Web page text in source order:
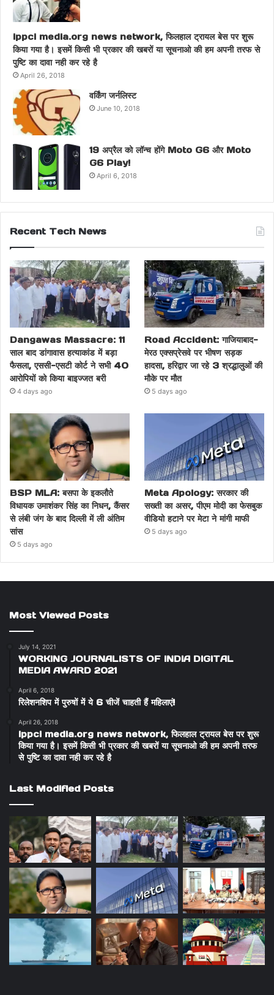
ippci media.org news network, फिलहाल ट्रायल बेस पर शुरू
किया गया है। इसमें किसी भी प्रकार की खबरों या सूचनाओ की हम अपनी तरफ से
पुष्टि का दावा नही कर रहे है
April 26, 2018
वर्किंग जर्नलिस्ट
June 10, 2018
19 अप्रैल को लॉन्च होंगे Moto G6 और Moto
G6 Play!
April 6, 2018
Recent Tech News
Dangawas Massacre: 11
साल बाद डांगावास हत्याकांड में बड़ा
फैसला, एससी-एसटी कोर्ट ने सभी 40
आरोपियों को किया बाइज्जत बरी
4 days ago
Road Accident: गाजियाबाद-
मेरठ एक्सप्रेसवे पर भीषण सड़क
हादसा, हरिद्वार जा रहे 3 श्रद्धालुओं की
मौके पर मौत
5 days ago
BSP MLA: बसपा के इकलौते
विधायक उमाशंकर सिंह का निधन, कैंसर
से लंबी जंग के बाद दिल्ली में ली अंतिम
सांस
5 days ago
Meta Apology: सरकार की
सख्ती का असर, पीएम मोदी का फेसबुक
वीडियो हटाने पर मेटा ने मांगी माफी
5 days ago
Most Viewed Posts
July 14, 2021
WORKING JOURNALISTS OF INDIA DIGITAL
MEDIA AWARD 2021
April 6, 2018
रिलेशनशिप में पुरुषों में ये 6 चीजें चाहती हैं महिलाएं!
April 26, 2018
ippci media.org news network, फिलहाल ट्रायल बेस पर शुरू
किया गया है। इसमें किसी भी प्रकार की खबरों या सूचनाओ की हम अपनी तरफ
से पुष्टि का दावा नही कर रहे है
Last Modified Posts